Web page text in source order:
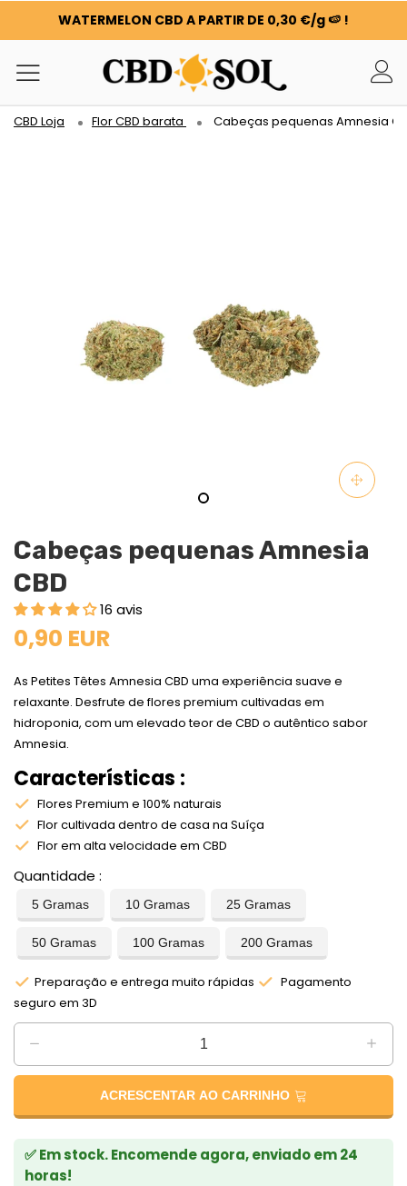
WATERMELON CBD A PARTIR DE 0,30 €/g 🍉 !
OS PEDIDOS SÃO DUPLICADOS ✨
100 G DE FLORES OU RESINAS OFERECIDAS POR CADA 100
€ GASTOS ❤️
WATERMELON CBD A PARTIR DE 0,30 €/g 🍉 !
OS PEDIDOS SÃO DUPLICADOS ✨
CBD Loja Flor CBD barata Cabeças pequenas Amnesia
Cabeças pequenas Amnesia
CBD
16 avis
0,90 EUR
As Petites Têtes Amnesia CBD uma experiência suave e
relaxante. Desfrute de flores premium cultivadas em
hidroponia, com um elevado teor de CBD o autêntico sabor
Amnesia.
Características :
Flores Premium e 100% naturais
Flor cultivada dentro de casa na Suíça
Flor em alta velocidade em CBD
Quantidade
5 Gramas 10 Gramas 25 Gramas
50 Gramas 100 Gramas 200 Gramas
Preparação e entrega muito rápidas
Pagamento
seguro em 3D
ACRESCENTAR AO CARRINHO
✅ Em stock. Encomende agora, enviado em 24
horas!